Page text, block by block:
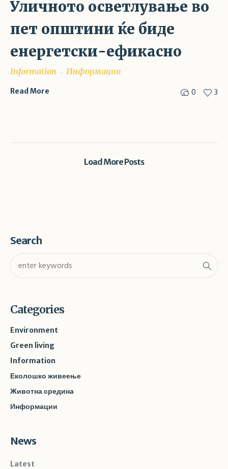
Уличното осветлување во
пет општини ќе биде
енергетски-ефикасно
Information Информации
0 3
Read More
Load More Posts
Search
Categories
Environment
Green living
Information
Еколошко живеење
Животна средина
Информации
News
Latest